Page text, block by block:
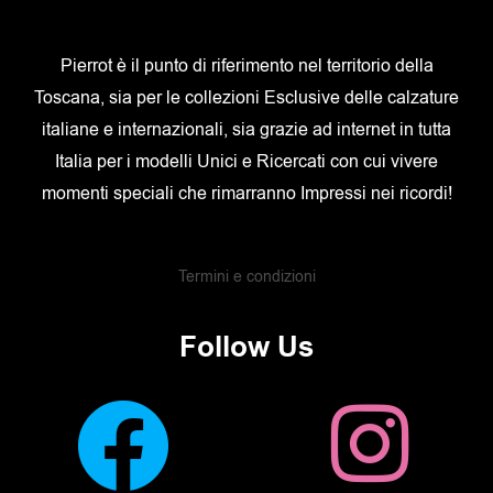
Pierrot è il punto di riferimento nel territorio della
Toscana, sia per le collezioni Esclusive delle calzature
italiane e internazionali, sia grazie ad internet in tutta
Italia per i modelli Unici e Ricercati con cui vivere
momenti speciali che rimarranno Impressi nei ricordi!
Termini e condizioni
Follow Us